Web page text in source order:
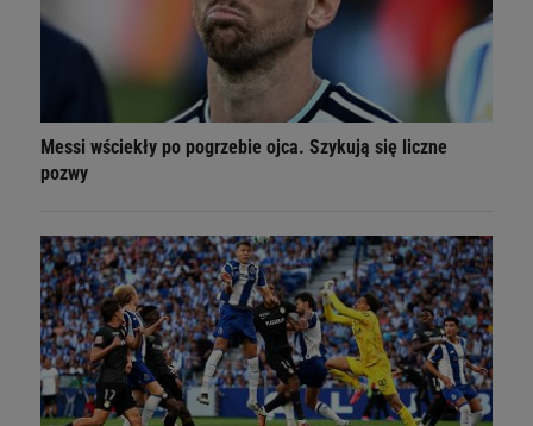
Messi wściekły po pogrzebie ojca. Szykują się liczne
pozwy